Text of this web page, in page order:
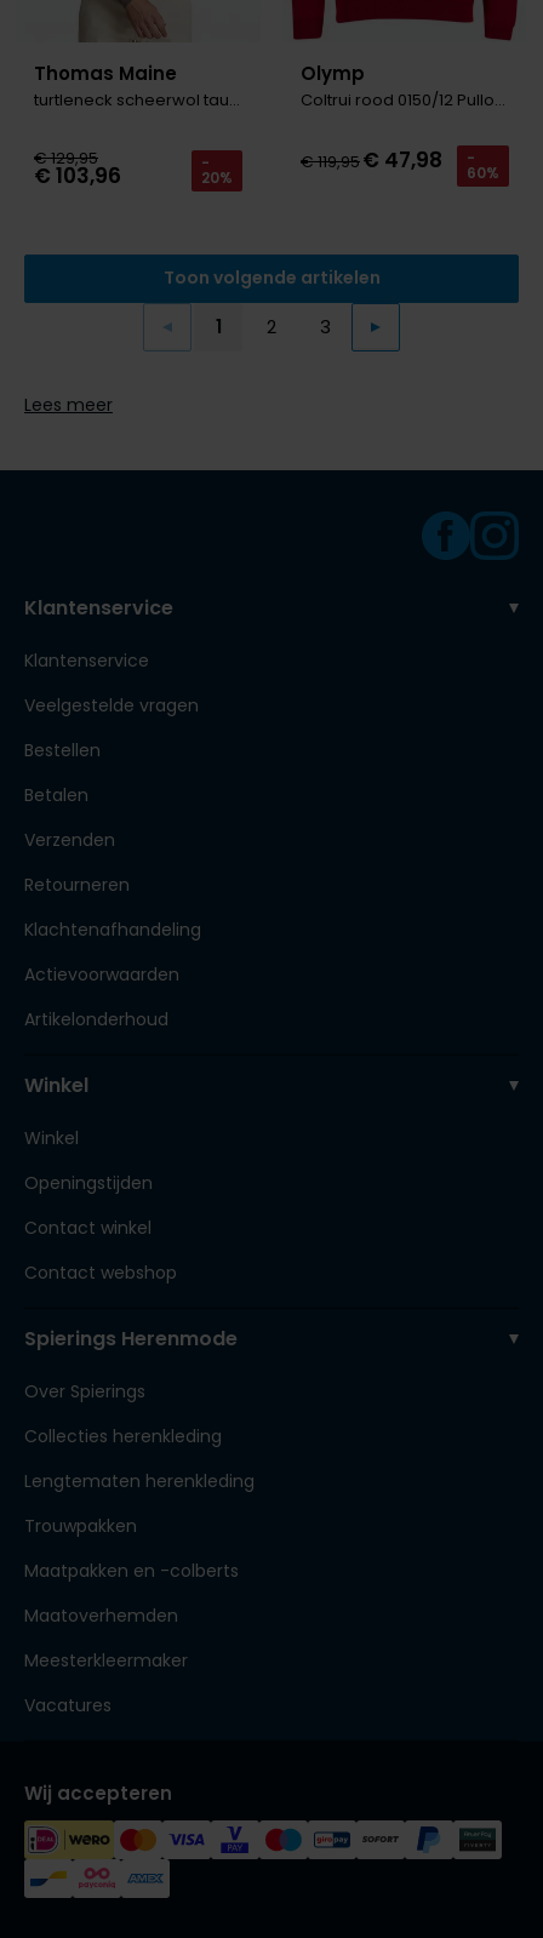
Thomas Maine
turtleneck scheerwol taupe
€ 129,95
€ 103,96 -
20%
Olymp
Coltrui rood 0150/12 Pullover
€ 119,95€ 47,98 -
60%
Toon volgende artikelen
Vorige
1 2 3 Volgende
Lees meer
Klantenservice
Klantenservice
Veelgestelde vragen
Bestellen
Betalen
Verzenden
Retourneren
Klachtenafhandeling
Actievoorwaarden
Artikelonderhoud
Winkel
Winkel
Openingstijden
Contact winkel
Contact webshop
Spierings Herenmode
Over Spierings
Collecties herenkleding
Lengtematen herenkleding
Trouwpakken
Maatpakken en -colberts
Maatoverhemden
Meesterkleermaker
Vacatures
Wij accepteren